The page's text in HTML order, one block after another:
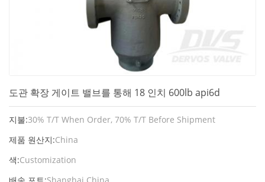
도관 확장 게이트 밸브를 통해 18 인치 600lb api6d
지불:30% T/T When Order, 70% T/T Before Shipment
제품 원산지:China
색:Customization